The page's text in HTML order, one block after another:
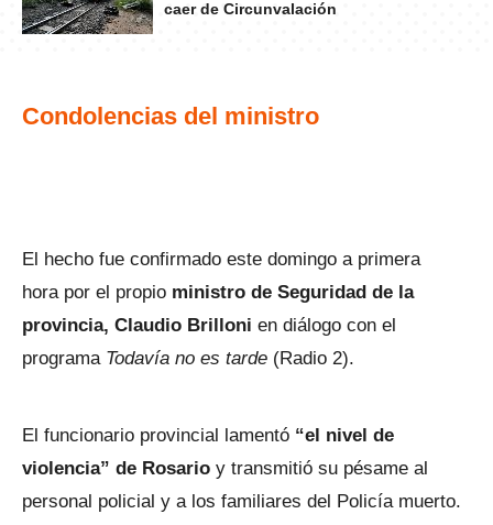
caer de Circunvalación
Condolencias del ministro
El hecho fue confirmado este domingo a primera
hora por el propio ministro de Seguridad de la
provincia, Claudio Brilloni en diálogo con el
programa Todavía no es tarde (Radio 2).
El funcionario provincial lamentó “el nivel de
violencia” de Rosario y transmitió su pésame al
personal policial y a los familiares del Policía muerto.